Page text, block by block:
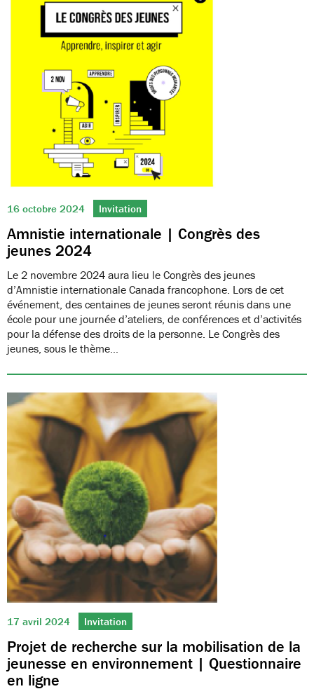
16 octobre 2024 Invitation
Amnistie internationale | Congrès des
jeunes 2024
Le 2 novembre 2024 aura lieu le Congrès des jeunes
d’Amnistie internationale Canada francophone. Lors de cet
événement, des centaines de jeunes seront réunis dans une
école pour une journée d’ateliers, de conférences et d’activités
pour la défense des droits de la personne. Le Congrès des
jeunes, sous le thème…
17 avril 2024 Invitation
Projet de recherche sur la mobilisation de la
jeunesse en environnement | Questionnaire
en ligne